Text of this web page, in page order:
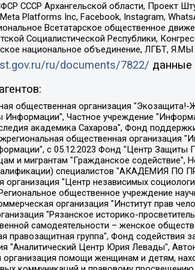
СССР Архангельской области, Проект
Platforms Inc, Facebook, Instagram,
Всетатарское общественное
Социалистической Республики,
национальное объединение, ЛГБТ, Я.МЫ
ru/documents/7822/ данные
самодеятельности "Уральская правозащитная группа", Фонд содействия защите здоровья и социальной справедливости имени Андрея Рылькова, Автономная Некоммерческая Организация "Аналитический Центр Юрия Левады", Автономная некоммерческая организация социальной поддержки населения "Проект Апрель", Региональная общественная организация помощи женщинам и детям, находящимся в кризисной ситуации "Информационно-методический центр "Анна", Фонд содействия развитию массовых коммуникаций и правовому просвещению "Так-так-Так", Фонд содействия устойчивому развитию "Серебряная тайга", Свердловский региональный общественный фонд социальных проектов "Новое время", "Idel.Реалии", Кавказ.Реалии, Крым.Реалии, Телеканал Настоящее Время, Татаро-башкирская служба Радио Свобода (Azatliq Radiosi), Радио Свободная Европа/Радио Свобода (PCE/PC), "Сибирь.Реалии", "Фактограф", Благотворительный фонд помощи осужденным и их семьям, Автономная некоммерческая организация "Институт глобализации и социальных движений", Фонд "В защиту прав заключенных", Частное учреждение "Центр поддержки и содействия развитию средств массовой информации", Пензенский региональный общественный благотворительный фонд "Гражданский союз", "Север.Реалии", Некоммерческая организация Фонд "Правовая инициатива", Общество с ограниченной ответственностью "Радио Свободная Европа/Радио Свобода", Чешское информационное агентство "MEDIUM-ORIENT", Красноярская региональная общественная организация "Мы против СПИДа", Камалягин Денис Николаевич, Маркелов Сергей Евгеньевич, Пономарев Лев Александрович, Савицкая Людмила Алексеевна, Автономная некоммерческая организация "Центр по работе с проблемой насилия "НАСИЛИЮ.НЕТ", Межрегиональный профессиональный союз работников здравоохранения "Альянс врачей", Юридическое лицо, зарегистрированное в Латвийской Республике, SIA "Medusa Project" (регистрационный номер 40103797863, дата регистрации 10.06.2014), Некоммерческая организация "Фонд по борьбе с коррупцией", Автономная некоммерческая организация "Институт права и публичной политики", Баданин Роман Сергеевич, Гликин Максим Александрович, Железнова Мария Михайловна, Лукьянова Юлия Сергеевна, Маетная Елизавета Витальевна, Маняхин Петр Борисович, Чуракова Ольга Владимировна, Ярош Юлия Петровна, Юридическое лицо "The Insider SIA", зарегистрированное в Риге, Латвийская Республика (дата регистрации 26.06.2015), являющееся администратором доменного имени интернет-издания "The Insider SIA", https://theins.ru, Постернак Алексей Евгеньевич, Рубин Михаил Аркадьевич, Анин Роман Александрович, Юридическое лицо Istories fonds, зарегистрированное в